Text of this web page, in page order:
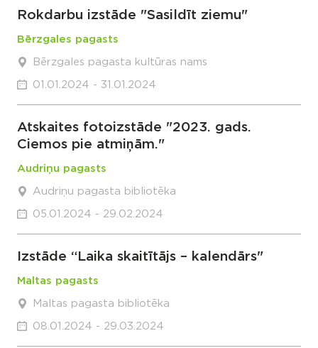
Rokdarbu izstāde "Sasildīt ziemu"
Bērzgales pagasts
Bērzgales pagasta kultūras nams
01.01.2024 - 31.01.2024
Atskaites fotoizstāde "2023. gads.
Ciemos pie atmiņām."
Audriņu pagasts
Audriņu pagasta bibliotēka
05.01.2024 - 29.02.2024
Izstāde “Laika skaitītājs – kalendārs"
Maltas pagasts
Maltas pagasta bibliotēka
08.01.2024 - 29.03.2024